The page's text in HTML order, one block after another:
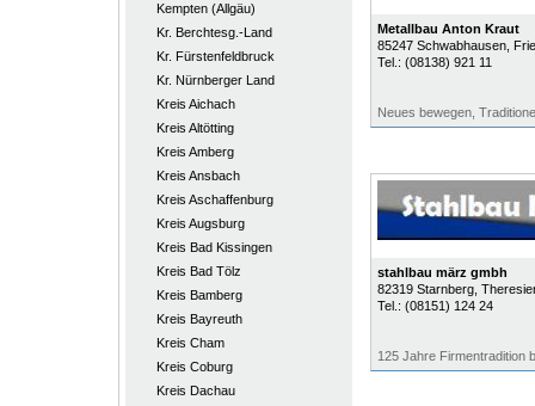
Kempten (Allgäu)
Kr. Berchtesg.-Land
Kr. Fürstenfeldbruck
Kr. Nürnberger Land
Kreis Aichach
Kreis Altötting
Kreis Amberg
Kreis Ansbach
Kreis Aschaffenburg
Kreis Augsburg
Kreis Bad Kissingen
Kreis Bad Tölz
Kreis Bamberg
Kreis Bayreuth
Kreis Cham
Kreis Coburg
Kreis Dachau
Metallbau Anton Kraut
85247 Schwabhausen,
Tel.: (08138) 921 11
Neues bewegen,
stahlbau märz gmbh
82319 Starnberg,
Tel.: (08151) 124 24
125 Jahre Firmentradition